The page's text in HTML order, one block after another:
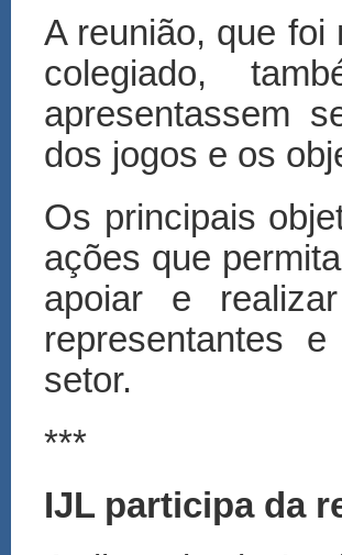
A reunião, que foi
colegiado,
apresentassem
dos jogos e os
Os principais
ações que
apoiar e
representantes
setor.
***
IJL participa da